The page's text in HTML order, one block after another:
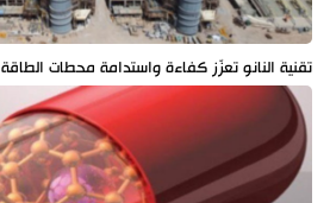
تقنية النانو تعزّز كفاءة واستدامة محطات الطاقة